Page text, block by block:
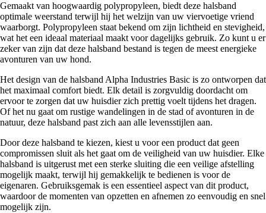
Gemaakt van hoogwaardig polypropyleen, biedt deze halsband
optimale weerstand terwijl hij het welzijn van uw viervoetige vriend
waarborgt. Polypropyleen staat bekend om zijn lichtheid en stevigheid,
wat het een ideaal materiaal maakt voor dagelijks gebruik. Zo kunt u er
zeker van zijn dat deze halsband bestand is tegen de meest energieke
avonturen van uw hond.
Het design van de halsband Alpha Industries Basic is zo ontworpen dat
het maximaal comfort biedt. Elk detail is zorgvuldig doordacht om
ervoor te zorgen dat uw huisdier zich prettig voelt tijdens het dragen.
Of het nu gaat om rustige wandelingen in de stad of avonturen in de
natuur, deze halsband past zich aan alle levensstijlen aan.
Door deze halsband te kiezen, kiest u voor een product dat geen
compromissen sluit als het gaat om de veiligheid van uw huisdier. Elke
halsband is uitgerust met een sterke sluiting die een veilige afstelling
mogelijk maakt, terwijl hij gemakkelijk te bedienen is voor de
eigenaren. Gebruiksgemak is een essentieel aspect van dit product,
waardoor de momenten van opzetten en afnemen zo eenvoudig en snel
mogelijk zijn.